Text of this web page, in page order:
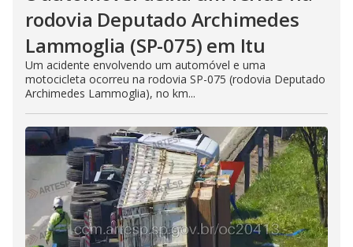
rodovia Deputado Archimedes
Lammoglia (SP-075) em Itu
Um acidente envolvendo um automóvel e uma
motocicleta ocorreu na rodovia SP-075 (rodovia Deputado
Archimedes Lammoglia), no km...